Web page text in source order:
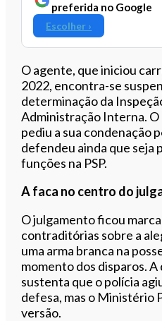
preferida no Google
Escolher ›
O agente, que iniciou
2022, encontra-se
determinação da
Administração Interna.
pediu a sua condenação
defendeu ainda que seja
funções na PSP.
A faca no centro do
O julgamento ficou
contraditórias sobre a
uma arma branca na
momento dos disparos.
sustenta que o polícia
defesa, mas o Ministério
versão.